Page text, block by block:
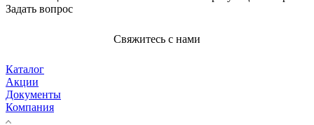
Задать вопрос
Свяжитесь с нами
Каталог
Акции
Документы
Компания